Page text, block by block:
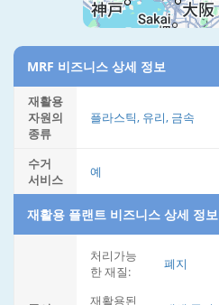
MRF 비즈니스 상세 정보
재활용
자원의
종류
플라스틱, 유리, 금속
수거
서비스
예
재활용 플랜트 비즈니스 상세 정보
처리가능
한 재질:
폐지
재활용된